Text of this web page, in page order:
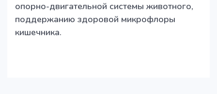
опорно-двигательной системы животного,
поддержанию здоровой микрофлоры
кишечника.